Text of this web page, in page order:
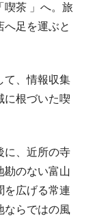
喫茶 」へ。旅
へ足を運ぶと
て、情報収集
に根づいた喫
に、近所の寺
勘のない富山
を広げる常連
ならではの風